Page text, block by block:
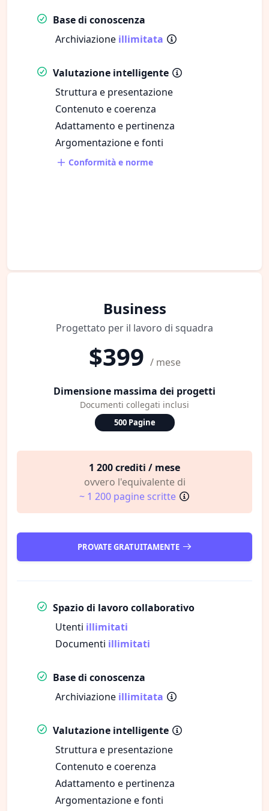
Base di conoscenza
Archiviazione illimitata
Valutazione intelligente
Struttura e presentazione
Contenuto e coerenza
Adattamento e pertinenza
Argomentazione e fonti
Conformità e norme
Business
Progettato per il lavoro di squadra
$399 / mese
Dimensione massima dei progetti
Documenti collegati inclusi
500 Pagine
1 200 crediti / mese
ovvero l'equivalente di
~ 1 200 pagine scritte
PROVATE GRATUITAMENTE
Spazio di lavoro collaborativo
Utenti illimitati
Documenti illimitati
Base di conoscenza
Archiviazione illimitata
Valutazione intelligente
Struttura e presentazione
Contenuto e coerenza
Adattamento e pertinenza
Argomentazione e fonti